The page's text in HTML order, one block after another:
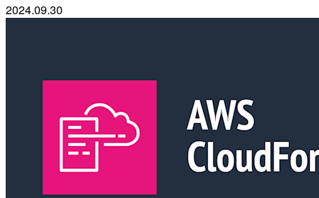
2024.09.30